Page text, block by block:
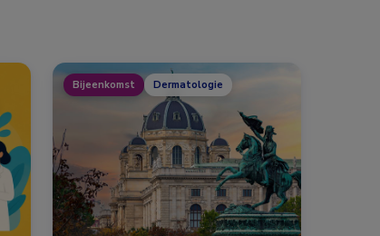
Bijeenkomst Dermatologie